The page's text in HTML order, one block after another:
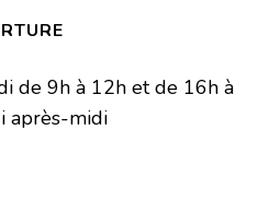
de 9h à 12h et de 16h à
après-midi